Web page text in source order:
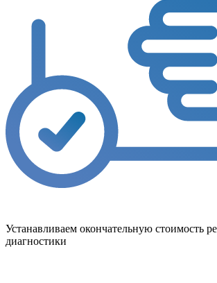
Устанавливаем окончательную стоимость
диагностики